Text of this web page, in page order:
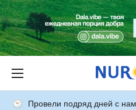
Провели подряд дней с